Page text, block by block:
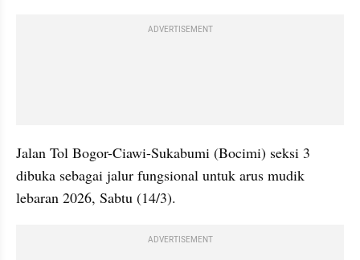
ADVERTISEMENT
Jalan Tol Bogor-Ciawi-Sukabumi (Bocimi) seksi 3
dibuka sebagai jalur fungsional untuk arus mudik
lebaran 2026, Sabtu (14/3).
ADVERTISEMENT